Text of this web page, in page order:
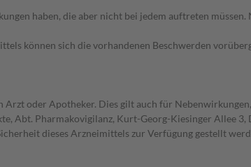
haben, die aber nicht bei jedem auftreten
können sich die vorhandenen Beschwerden
oder Apotheker. Dies gilt auch für
Pharmakovigilanz, Kurt-Georg-Kiesinger Allee 3,
dieses Arzneimittels zur Verfügung gestellt